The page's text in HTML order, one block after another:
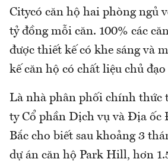
Citycó căn hộ hai phòng ngủ
tỷ đồng mỗi căn. 100% các
được thiết kế có khe sáng và
kế căn hộ có chất liệu chủ
Là nhà phân phối chính thức
ty Cổ phần Dịch vụ và Địa
Bắc cho biết sau khoảng 3
dự án căn hộ Park Hill, hơn